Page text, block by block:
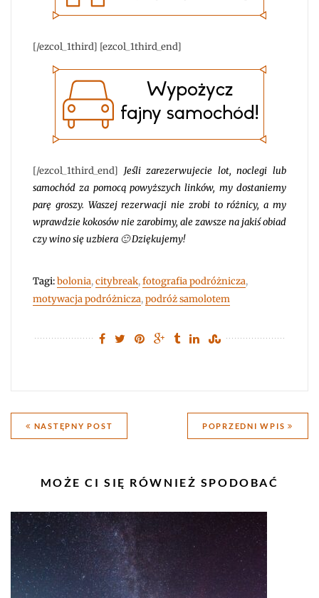
[/ezcol_1third] [ezcol_1third_end]
[/ezcol_1third_end] Jeśli zarezerwujecie lot, noclegi lub
samochód za pomocą powyższych linków, my dostaniemy
parę groszy. Waszej rezerwacji nie zrobi to różnicy, a my
wprawdzie kokosów nie zarobimy, ale zawsze na jakiś obiad
czy wino się uzbiera 🙂 Dziękujemy!
Tagi:bolonia,citybreak,fotografia podróżnicza,
motywacja podróżnicza,podróż samolotem
Nawigacja
wpisu
POPRZEDNI WPIS
NASTĘPNY POST
PODOBNE
MOŻE CI SIĘ RÓWNIEŻ SPODOBAĆ